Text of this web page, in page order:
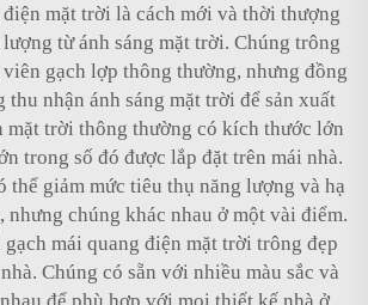
mặt trời là cách mới và thời thượng
từ ánh sáng mặt trời. Chúng trông
gạch lợp thông thường, nhưng đồng
thu nhận ánh sáng mặt trời để sản xuất
mặt trời thông thường có kích thước lớn
trong số đó được lắp đặt trên mái nhà.
thể giảm mức tiêu thụ năng lượng và hạ
nhưng chúng khác nhau ở một vài điểm.
mái quang điện mặt trời trông đẹp
Chúng có sẵn với nhiều màu sắc và
để phù hợp với mọi thiết kế nhà ở.